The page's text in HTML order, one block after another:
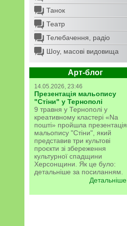
Танок
Театр
Телебачення, радіо
Шоу, масові видовища
Арт-блог
14.05.2026, 23:46
Презентація мальопису
"Стіни" у Тернополі
9 травня у Тернополі у
креативному кластері «Na
пошті» пройшла презентація
мальопису "Стіни", який
представив три культові
проєкти зі збереження
культурної спадщини
Херсонщини. Як це було:
детальніше за посиланням.
Детальніше